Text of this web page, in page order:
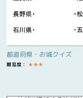
都道府県・お城クイズ
難易度： ★★★